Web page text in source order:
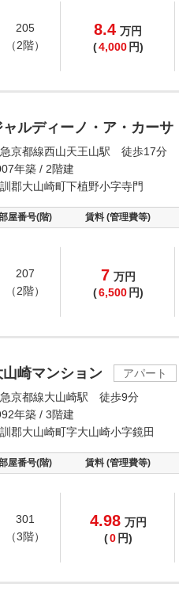
205
（2階）
8.4 万円
(4,000 円)
ャルディーノ・ア・カーサ
京都線西山天王山駅 徒歩17分
年築 / 2階建
郡大山崎町下植野小字寺門
屋番号(階) 賃料 (管理費等)
207
（2階）
7 万円
(6,500 円)
山崎マンション
アパート
急京都線大山崎駅 徒歩9分
年築 / 3階建
郡大山崎町字大山崎小字鏡田
屋番号(階) 賃料 (管理費等)
301
（3階）
4.98 万円
(0 円)